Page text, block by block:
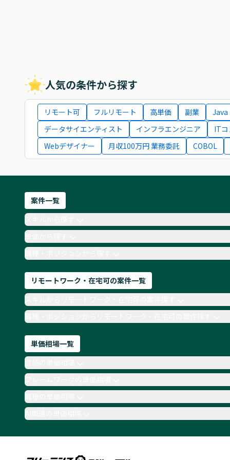
人気の条件から探す
リモート可 フルリモート 高単価 副業
Java
データサイエンティスト
インフラエンジニア
IT
Webデザイナー
月収100万円 業務委託 COBOL
案件一覧
単価から探す
職種・ポジションから探す
リモートワーク・在宅可の案件一覧
職種・ポジションからリモートワーク・在宅可の案件探す
単価相場一覧
職種の単価相場
AI関連の単価相場